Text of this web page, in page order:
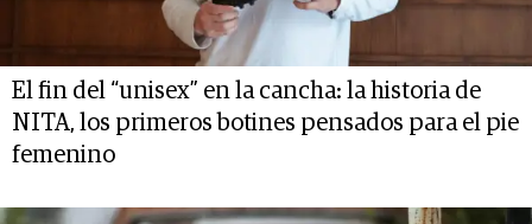
El fin del “unisex” en la cancha: la historia de
NITA, los primeros botines pensados para el pie
femenino